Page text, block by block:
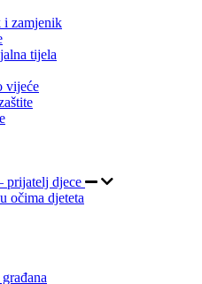
i zamjenik
tijela
vijeće
prijatelj djece
očima djeteta